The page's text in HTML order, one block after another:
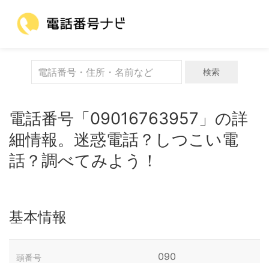
検索
電話番号「09016763957」の詳
細情報。迷惑電話？しつこい電
話？調べてみよう！
基本情報
頭番号 090